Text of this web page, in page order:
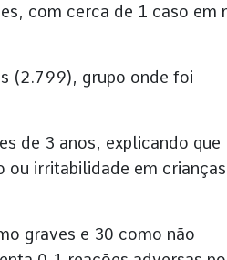
com cerca de 1 caso em
(2.799), grupo onde foi
de 3 anos, explicando que
ou irritabilidade em crianças
graves e 30 como não